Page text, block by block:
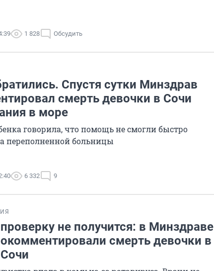
1 828 Обсудить
Спустя сутки Минздрав
смерть девочки в Сочи
в море
говорила, что помощь не смогли быстро
переполненной больницы
6 332 9
не получится: в Минздраве
смерть девочки в